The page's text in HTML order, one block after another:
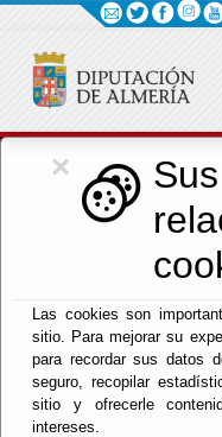
×
Las cookies son
sitio. Para mejorar su
para recordar sus datos
seguro, recopilar
sitio y ofrecerle
intereses.
Cultura,
Inicio -Cultura y Cine
PRIMA